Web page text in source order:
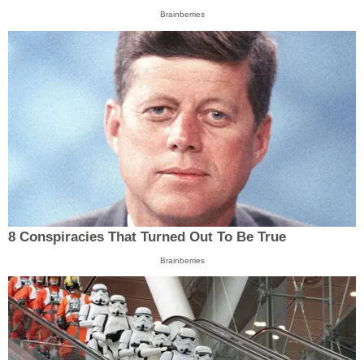
Brainberries
8 Conspiracies That Turned Out To Be True
Brainberries